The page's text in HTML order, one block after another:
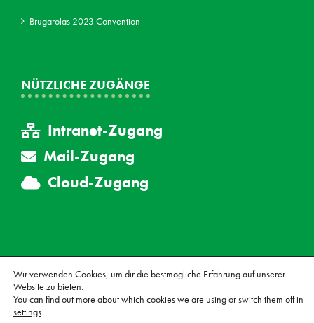
Brugarolas 2023 Convention
NÜTZLICHE ZUGÄNGE
Intranet-Zugang
Mail-Zugang
Cloud-Zugang
© Copyright Brugarolas, S.A., alle rechte vorbehalten. Impressum
Cookiepolitik
Wir verwenden Cookies, um dir die bestmögliche Erfahrung auf unserer
Website zu bieten.
You can find out more about which cookies we are using or switch them off in
settings.